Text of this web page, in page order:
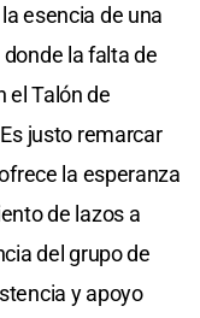
esencia de una
la falta de
el Talón de
justo remarcar
la esperanza
de lazos a
del grupo de
y apoyo